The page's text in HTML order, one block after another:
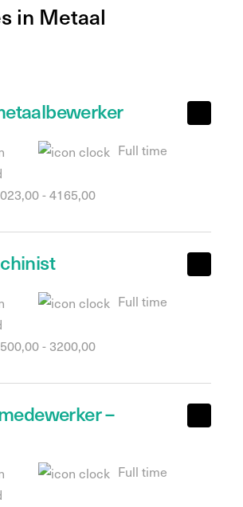
in Metaal
Full time
- 4165,00
Full time
- 3200,00
–
Full time